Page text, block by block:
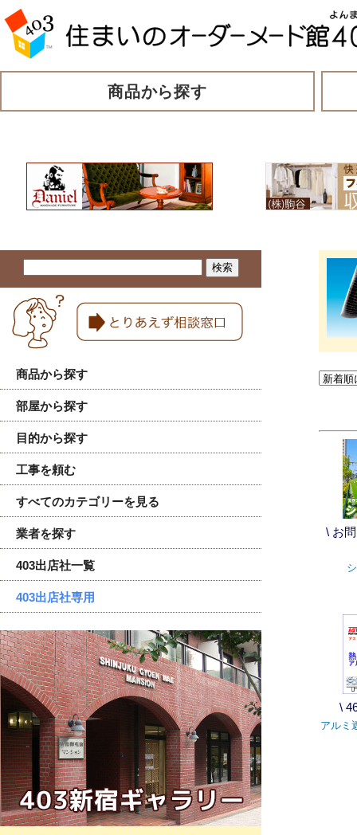
商品から探す
商品から探す
部屋から探す
目的から探す
工事を頼む
すべてのカテゴリーを見る
業者を探す
403出店社一覧
403出店社専用
\ お
\
アルミ